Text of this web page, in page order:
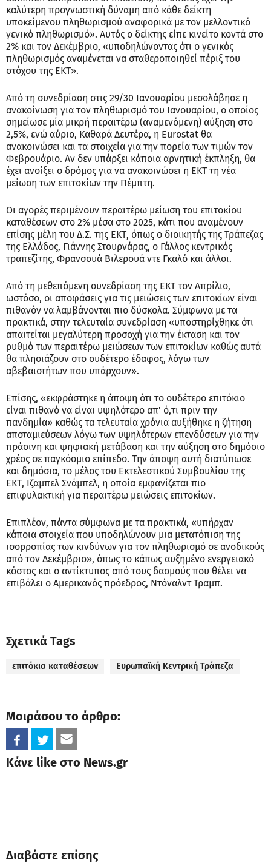
καλύτερη προγνωστική δύναμη από κάθε δείκτη
υποκείμενου πληθωρισμού αναφορικά με τον μελλοντικό
γενικό πληθωρισμό». Αυτός ο δείκτης είπε κινείτο κοντά στο
2% και τον Δεκέμβριο, «υποδηλώνοντας ότι ο γενικός
πληθωρισμός αναμένεται να σταθεροποιηθεί πέριξ του
στόχου της ΕΚΤ».
Από τη συνεδρίαση στις 29/30 Ιανουαρίου μεσολάβησε η
ανακοίνωση για τον πληθωρισμό του Ιανουαρίου, ο οποίος
σημείωσε μία μικρή περαιτέρω (αναμενόμενη) αύξηση στο
2,5%, ενώ αύριο, Καθαρά Δευτέρα, η Eurostat θα
ανακοινώσει και τα στοιχεία για την πορεία των τιμών τον
Φεβρουάριο. Αν δεν υπάρξει κάποια αρνητική έκπληξη, θα
έχει ανοίξει ο δρόμος για να ανακοινώσει η ΕΚΤ τη νέα
μείωση των επιτοκίων την Πέμπτη.
Οι αγορές περιμένουν περαιτέρω μείωση του επιτοκίου
καταθέσεων στο 2% μέσα στο 2025, κάτι που αναμένουν
επίσης μέλη του Δ.Σ. της ΕΚΤ, όπως ο διοικητής της Τράπεζας
της Ελλάδος, Γιάννης Στουρνάρας, ο Γάλλος κεντρικός
τραπεζίτης, Φρανσουά Βιλερουά ντε Γκαλό και άλλοι.
Από τη μεθεπόμενη συνεδρίαση της ΕΚΤ τον Απρίλιο,
ωστόσο, οι αποφάσεις για τις μειώσεις των επιτοκίων είναι
πιθανόν να λαμβάνονται πιο δύσκολα. Σύμφωνα με τα
πρακτικά, στην τελευταία συνεδρίαση «υποστηρίχθηκε ότι
απαιτείται μεγαλύτερη προσοχή για την έκταση και τον
ρυθμό των περαιτέρω μειώσεων των επιτοκίων καθώς αυτά
θα πλησιάζουν στο ουδέτερο έδαφος, λόγω των
αβεβαιοτήτων που υπάρχουν».
Επίσης, «εκφράστηκε η άποψη ότι το ουδέτερο επιτόκιο
είναι πιθανό να είναι υψηλότερο απ' ό,τι πριν την
πανδημία» καθώς τα τελευταία χρόνια αυξήθηκε η ζήτηση
αποταμιεύσεων λόγω των υψηλότερων επενδύσεων για την
πράσινη και ψηφιακή μετάβαση και την αύξηση στο δημόσιο
χρέος σε παγκόσμιο επίπεδο. Την άποψη αυτή διατύπωσε
και δημόσια, το μέλος του Εκτελεστικού Συμβουλίου της
ΕΚΤ, Ιζαμπελ Σνάμπελ, η οποία εμφανίζεται πιο
επιφυλακτική για περαιτέρω μειώσεις επιτοκίων.
Επιπλέον, πάντα σύμφωνα με τα πρακτικά, «υπήρχαν
κάποια στοιχεία που υποδηλώνουν μια μετατόπιση της
ισορροπίας των κινδύνων για τον πληθωρισμό σε ανοδικούς
από τον Δεκέμβριο», όπως το κάπως αυξημένο ενεργειακό
κόστος και ο αντίκτυπος από τους δασμούς που θέλει να
επιβάλει ο Αμερικανός πρόεδρος, Ντόναλντ Τραμπ.
Σχετικά Tags
επιτόκια καταθέσεων Ευρωπαϊκή Κεντρική Τράπεζα
Μοιράσου το άρθρο:
Κάνε like στο News.gr
Διαβάστε επίσης